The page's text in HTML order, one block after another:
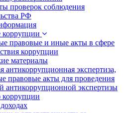
проверок соблюдения
РФ
коррупции
правовые и иные акты в сфере
коррупции
материалы
антикоррупционная экспертиза,
правовые акты для проведения
антикоррупционной экспертизы